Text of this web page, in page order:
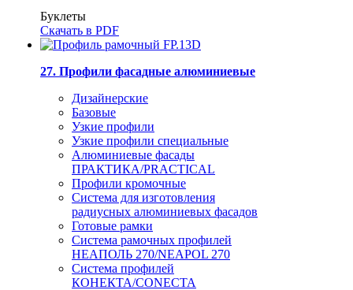
Буклеты
Скачать в PDF
27. Профили фасадные алюминиевые
Дизайнерские
Базовые
Узкие профили
Узкие профили специальные
Алюминиевые фасады
ПРАКТИКА/PRACTICAL
Профили кромочные
Система для изготовления
радиусных алюминиевых фасадов
Готовые рамки
Система рамочных профилей
НЕАПОЛЬ 270/NEAPOL 270
Система профилей
КОНЕКТА/CONECTA